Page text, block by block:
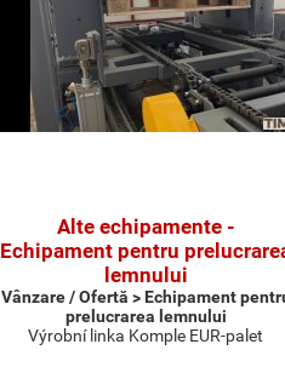
Alte echipamente -
Echipament pentru
lemnului
Vânzare / Ofertă > Echipament
prelucrarea lemnului
Výrobní linka Komple EUR-palet